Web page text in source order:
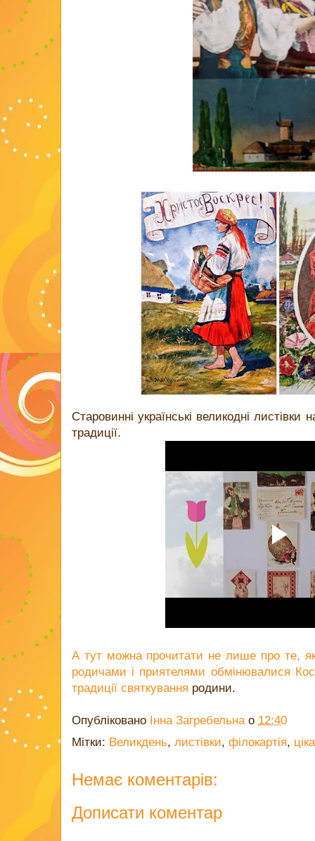
Старовинні українські великодні
традиції.
А тут можна прочитати не лише про те,
родичами і приятелями обмінювалися
традиції святкування родини.
Опубліковано Інна Загребельна о 12:40
Мітки: Великдень, листівки, філокартія,
Немає коментарів:
Дописати коментар